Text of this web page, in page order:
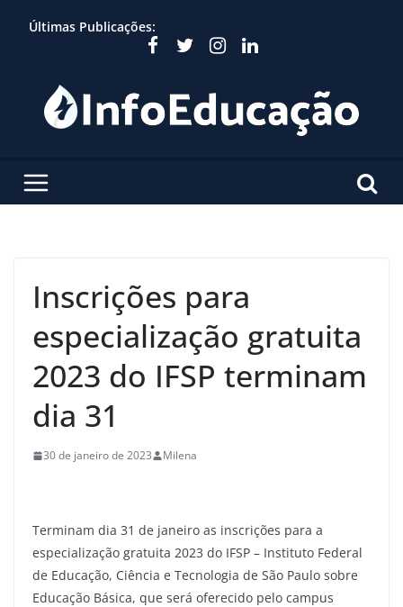
Últimas Publicações:
Inscrições para
especialização gratuita
2023 do IFSP terminam
dia 31
30 de janeiro de 2023 Milena
Terminam dia 31 de janeiro as inscrições para a
especialização gratuita 2023 do IFSP – Instituto Federal
de Educação, Ciência e Tecnologia de São Paulo sobre
Educação Básica, que será oferecido pelo campus